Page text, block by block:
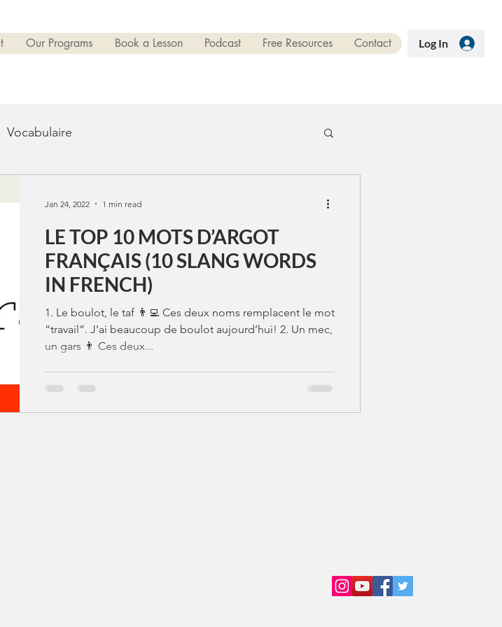
Our Programs Book a Lesson Podcast Free Resources Contact Log In
Vocabulaire
LE TOP 10 MOTS D’ARGOT
FRANÇAIS (10 SLANG WORDS
IN FRENCH)
1. Le boulot, le taf 👨‍💻 Ces deux noms remplacent le mot
“travail”. J’ai beaucoup de boulot aujourd’hui! 2. Un mec,
un gars 👨 Ces deux...
Jan 24, 2022 1 min read